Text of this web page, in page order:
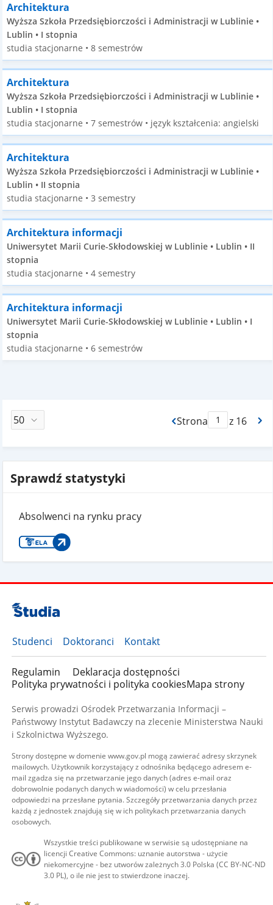
Architektura
Wyższa Szkoła Przedsiębiorczości i Administracji w Lublinie •
Lublin • I stopnia
studia stacjonarne • 8 semestrów
Architektura
Wyższa Szkoła Przedsiębiorczości i Administracji w Lublinie •
Lublin • I stopnia
studia stacjonarne • 7 semestrów • język kształcenia: angielski
Architektura
Wyższa Szkoła Przedsiębiorczości i Administracji w Lublinie •
Lublin • II stopnia
studia stacjonarne • 3 semestry
Architektura informacji
Uniwersytet Marii Curie-Skłodowskiej w Lublinie • Lublin • II
stopnia
studia stacjonarne • 4 semestry
Architektura informacji
Uniwersytet Marii Curie-Skłodowskiej w Lublinie • Lublin • I
stopnia
studia stacjonarne • 6 semestrów
Strona
Max Stronaz 16
Sprawdź statystyki
Absolwenci na rynku pracy
Studenci Doktoranci Kontakt
Regulamin
Deklaracja dostępności
Polityka prywatności i polityka cookiesMapa strony
Serwis prowadzi Ośrodek Przetwarzania Informacji –
Państwowy Instytut Badawczy na zlecenie Ministerstwa Nauki
i Szkolnictwa Wyższego.
Strony dostępne w domenie www.gov.pl mogą zawierać adresy skrzynek
mailowych. Użytkownik korzystający z odnośnika będącego adresem e-
mail zgadza się na przetwarzanie jego danych (adres e-mail oraz
dobrowolnie podanych danych w wiadomości) w celu przesłania
odpowiedzi na przesłane pytania. Szczegóły przetwarzania danych przez
każdą z jednostek znajdują się w ich politykach przetwarzania danych
osobowych.
Wszystkie treści publikowane w serwisie są udostępniane na
licencji Creative Commons: uznanie autorstwa - użycie
niekomercyjne - bez utworów zależnych 3.0 Polska (CC BY-NC-ND
3.0 PL), o ile nie jest to stwierdzone inaczej.